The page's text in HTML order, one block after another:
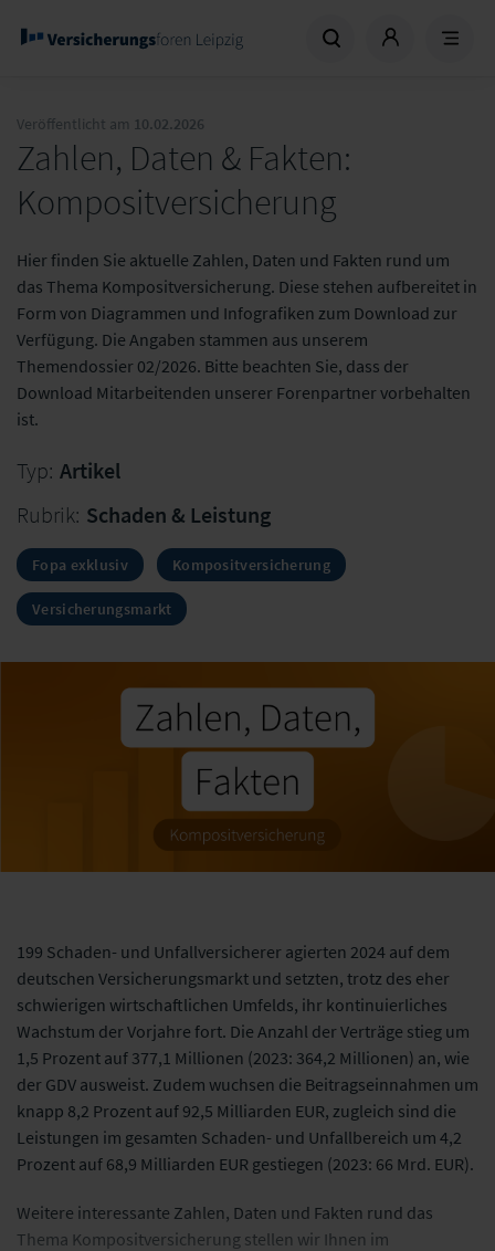
Veröffentlicht am 10.02.2026
Zahlen, Daten & Fakten:
Kompositversicherung
Hier finden Sie aktuelle Zahlen, Daten und Fakten rund um
das Thema Kompositversicherung. Diese stehen aufbereitet in
Form von Diagrammen und Infografiken zum Download zur
Verfügung. Die Angaben stammen aus unserem
Themendossier 02/2026. Bitte beachten Sie, dass der
Download Mitarbeitenden unserer Forenpartner vorbehalten
ist.
Typ: Artikel
Rubrik: Schaden & Leistung
Fopa exklusiv Kompositversicherung
Versicherungsmarkt
199 Schaden- und Unfallversicherer agierten 2024 auf dem
deutschen Versicherungsmarkt und setzten, trotz des eher
schwierigen wirtschaftlichen Umfelds, ihr kontinuierliches
Wachstum der Vorjahre fort. Die Anzahl der Verträge stieg um
1,5 Prozent auf 377,1 Millionen (2023: 364,2 Millionen) an, wie
der GDV ausweist. Zudem wuchsen die Beitragseinnahmen um
knapp 8,2 Prozent auf 92,5 Milliarden EUR, zugleich sind die
Leistungen im gesamten Schaden- und Unfallbereich um 4,2
Prozent auf 68,9 Milliarden EUR gestiegen (2023: 66 Mrd. EUR).
Weitere interessante Zahlen, Daten und Fakten rund das
Thema Kompositversicherung stellen wir Ihnen im